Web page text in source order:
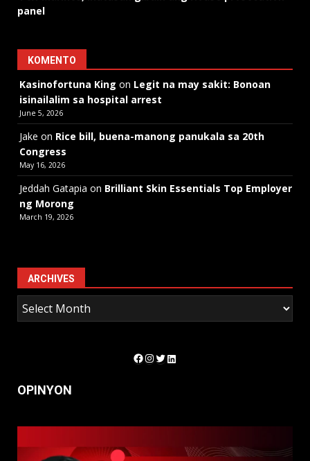
panel
KOMENTO
Kasinofortuna King on Legit na may sakit: Bonoan
isinailalim sa hospital arrest
June 5, 2026
Jake on Rice bill, buena-manong panukala sa 20th
Congress
May 16, 2026
Jeddah Gatapia on Brilliant Skin Essentials Top Employer
ng Morong
March 19, 2026
ARCHIVES
Facebook
Instagram
Twitter
LinkedIn
OPINYON